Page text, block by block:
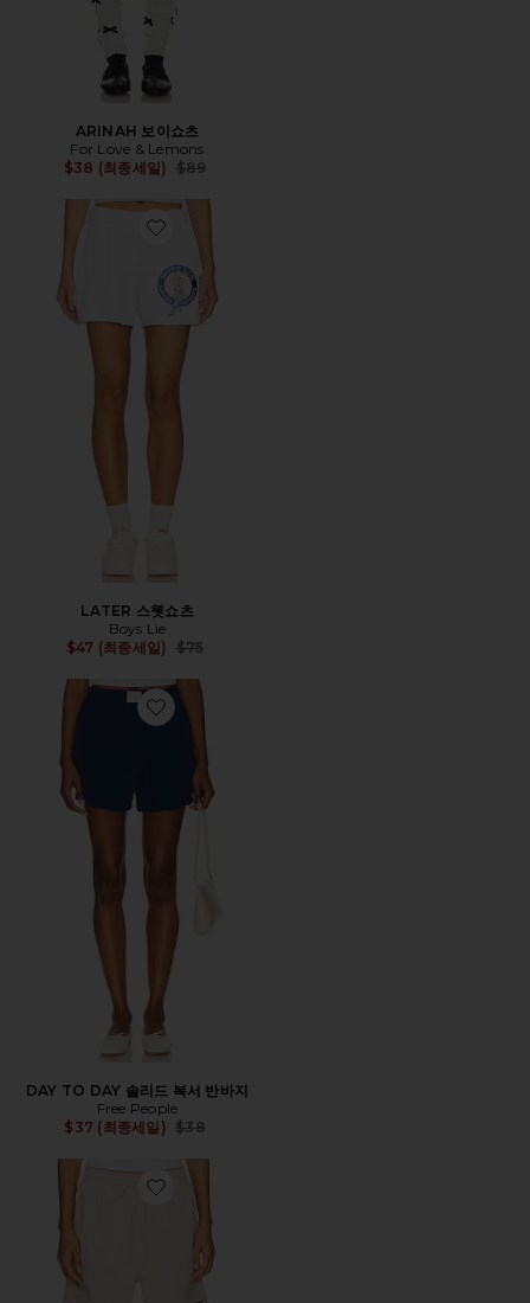
ARINAH 보이쇼츠
For Love & Lemons
$38 (최종세일)
Previous price:
$89
Favorite LATER 스웻쇼츠
LATER 스웻쇼츠
Boys Lie
$47 (최종세일)
Previous price:
$75
Favorite DAY TO DAY 솔리드 복서 반바지
DAY TO DAY 솔리드 복서 반바지
Free People
$37 (최종세일) Previous price:
$38
Favorite ORGANIC 스웻쇼츠